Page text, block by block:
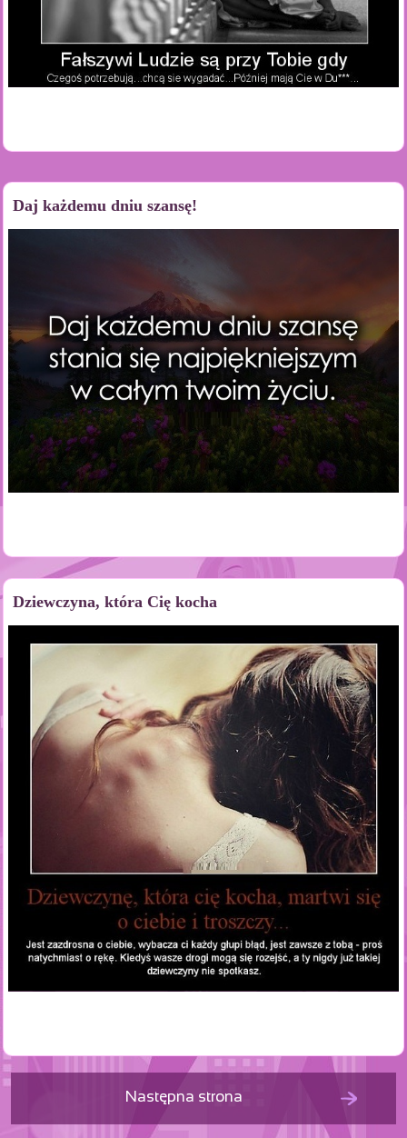
Daj każdemu dniu szansę!
Dziewczyna, która Cię kocha
Następna strona